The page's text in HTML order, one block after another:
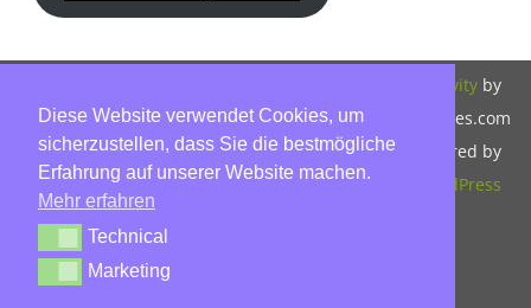
Hinnerk Warter,
Warter-
Immobilien,
Lübeck, Tel: 0451-
30503930, Mobil:
unsere
Datenschutzerklärung.
ZeroGravityby
GalussoThemes.com
Powered by
WordPress
Diese Website verwendet Cookies, um
sicherzustellen, dass Sie die bestmögliche
Erfahrung auf unserer Website machen.
Mehr erfahren
TechnicalTechnical
MarketingMarketing